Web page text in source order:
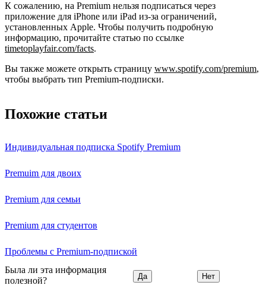
К сожалению, на Premium нельзя подписаться через
приложение для iPhone или iPad из-за ограничений,
установленных Apple. Чтобы получить подробную
информацию, прочитайте статью по ссылке
timetoplayfair.com/facts.
Вы также можете открыть страницу www.spotify.com/premium,
чтобы выбрать тип Premium-подписки.
Похожие статьи
Индивидуальная подписка Spotify Premium
Premuim для двоих
Premium для семьи
Premium для студентов
Проблемы с Premium-подпиской
Была ли эта информация
полезной?
Да Нет